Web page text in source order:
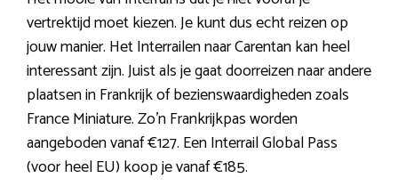
vertrektijd moet kiezen. Je kunt dus echt reizen op
jouw manier. Het Interrailen naar Carentan kan heel
interessant zijn. Juist als je gaat doorreizen naar andere
plaatsen in Frankrijk of bezienswaardigheden zoals
France Miniature. Zo’n Frankrijkpas worden
aangeboden vanaf €127. Een Interrail Global Pass
(voor heel EU) koop je vanaf €185.